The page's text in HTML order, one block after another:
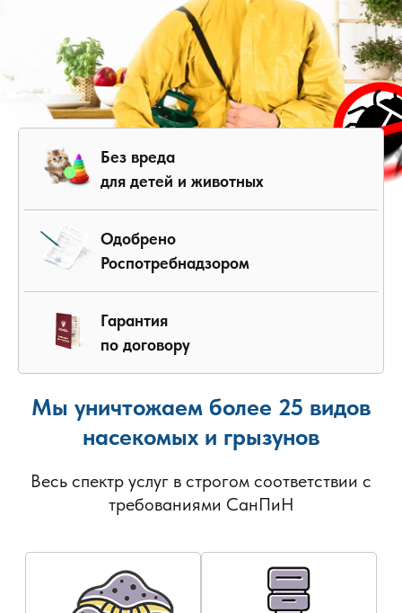
Без вреда
для детей и животных
Одобрено
Роспотребнадзором
Гарантия
по договору
Мы уничтожаем более 25 видов
насекомых и грызунов
Весь спектр услуг в строгом соответствии с
требованиями СанПиН